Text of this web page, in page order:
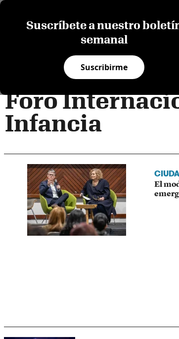
Suscríbete a nuestro
semanal
Suscribirme
Foro
Infancia
El